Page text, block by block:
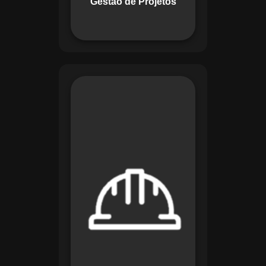
com eficiência.
Maestro organiza
registros de exames
e treinamentos,
automatiza alertas e
disponibiliza